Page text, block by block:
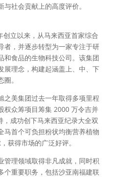
社会贡献上的高度评价。
创立以来，从马来西亚首家综合
者，并逐步转型为一家专注于研
和食品的生物科技公司。该集团
展理念，构建起涵盖上、中、下
。
之美集团过去一年取得多项里程
权众筹项目筹集 2000 万令吉并
成功创下马来西亚纪录大全双
马首个可负担粉状均衡营养植物
获得市场的广泛好评。
管理领域取得非凡成就，同时积
个重要职务，包括沙亚南福建联